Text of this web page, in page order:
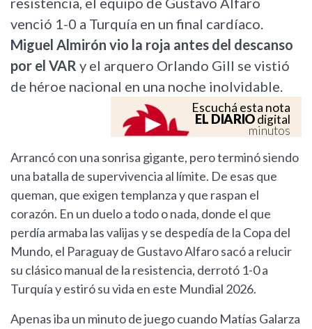
venció 1-0 a Turquía en un final cardíaco.
Miguel Almirón vio la roja antes del descanso
por el VAR y el arquero Orlando Gill se vistió
de héroe nacional en una noche inolvidable.
Escuchá esta nota
EL DIARIOdigital
minutos
Arrancó con una sonrisa gigante, pero terminó siendo
una batalla de supervivencia al límite. De esas que
queman, que exigen templanza y que raspan el
corazón. En un duelo a todo o nada, donde el que
perdía armaba las valijas y se despedía de la Copa del
Mundo, el Paraguay de Gustavo Alfaro sacó a relucir
su clásico manual de la resistencia, derrotó 1-0 a
Turquía y estiró su vida en este Mundial 2026.
Apenas iba un minuto de juego cuando Matías Galarza